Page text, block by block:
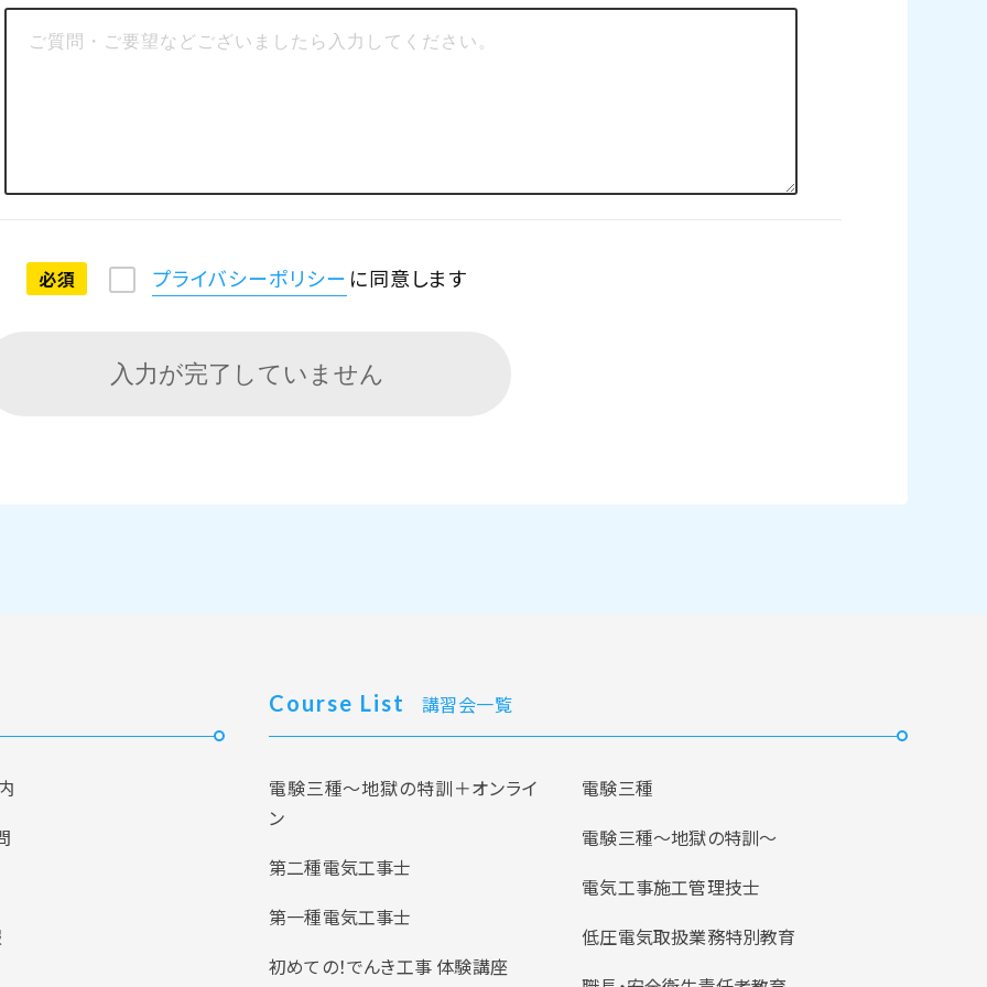
必須 プライバシーポリシー に同意します
入力が完了していません
Course List 講習会一覧
電験三種～地獄の特訓＋オンライ
ン
第二種電気工事士
第一種電気工事士
初めての！でんき工事 体験講座
電験三種
電験三種〜地獄の特訓〜
電気工事施工管理技士
低圧電気取扱業務特別教育